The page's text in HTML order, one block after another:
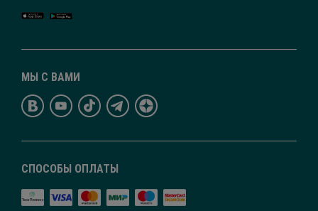
СПОСОБЫ ОПЛАТЫ
МЫ С ВАМИ